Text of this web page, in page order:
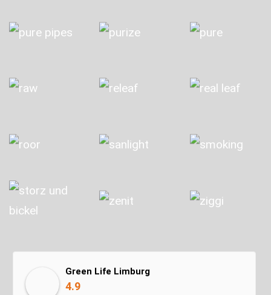
Green Life Limburg
4.9